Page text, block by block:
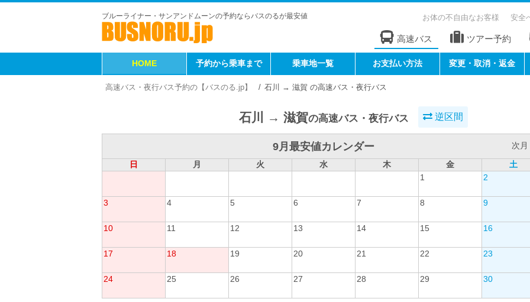
ブルーライナー・サンアンドムーンの予約ならバスのるが最安値 お体の不自由なお客様 安全
高速バス ツアー予約
HOME 予約から乗車まで 乗車地一覧 お支払い方法 変更・取消・返金
高速バス・夜行バス予約の【バスのる.jp】 石川 → 滋賀 の高速バス・夜行バス
石川 → 滋賀の高速バス・夜行バス 逆区間
9月最安値カレンダー
次月
日
月 火 水 木 金
土
1
2
3 4 5 6 7 8 9
10 11 12 13 14 15 16
17 18 19 20 21 22 23
24 25 26 27 28 29 30